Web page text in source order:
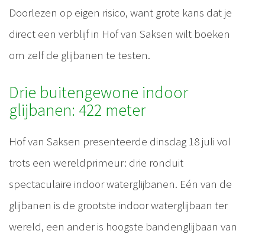
Doorlezen op eigen risico, want grote kans dat je
direct een verblijf in Hof van Saksen wilt boeken
om zelf de glijbanen te testen.
Drie buitengewone indoor
glijbanen: 422 meter
Hof van Saksen presenteerde dinsdag 18 juli vol
trots een wereldprimeur: drie ronduit
spectaculaire indoor waterglijbanen. Eén van de
glijbanen is de grootste indoor waterglijbaan ter
wereld, een ander is hoogste bandenglijbaan van